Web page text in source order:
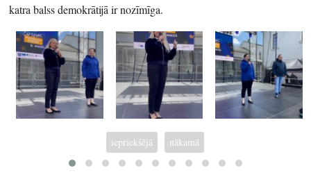
katra balss demokrātijā ir nozīmīga.
iepriekšējā nākamā